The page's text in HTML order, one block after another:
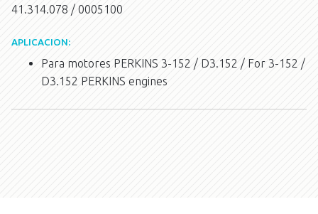
41.314.078 / 0005100
APLICACION:
Para motores PERKINS 3-152 / D3.152 / For 3-152 /
D3.152 PERKINS engines